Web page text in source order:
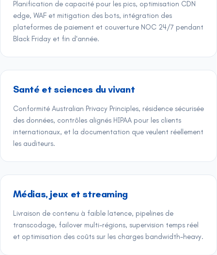
Planification de capacité pour les pics, optimisation CDN
edge, WAF et mitigation des bots, intégration des
plateformes de paiement et couverture NOC 24/7 pendant
Black Friday et fin d'année.
Santé et sciences du vivant
Conformité Australian Privacy Principles, résidence sécurisée
des données, contrôles alignés HIPAA pour les clients
internationaux, et la documentation que veulent réellement
les auditeurs.
Médias, jeux et streaming
Livraison de contenu à faible latence, pipelines de
transcodage, failover multi-régions, supervision temps réel
et optimisation des coûts sur les charges bandwidth-heavy.